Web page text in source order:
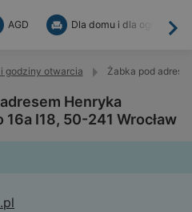
AGD Dla domu i dla ogrodu
godziny otwarcia Żabka pod
Henryka
16a I18, 50-241 Wrocław